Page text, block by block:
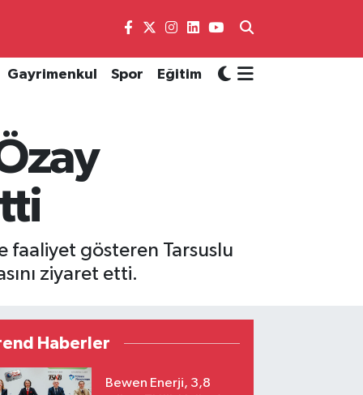
Gayrimenkul Spor Eğitim
faaliyet gösteren Tarsuslu
ziyaret etti.
Haberler
Bewen Enerji, 3,8